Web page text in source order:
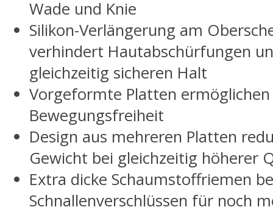
Wade und Knie
Silikon-Verlängerung am
verhindert Hautabschürfungen
gleichzeitig sicheren Halt
Vorgeformte Platten
Bewegungsfreiheit
Design aus mehreren Platten
Gewicht bei gleichzeitig höherer
Extra dicke Schaumstoffriemen
Schnallenverschlüssen für noch